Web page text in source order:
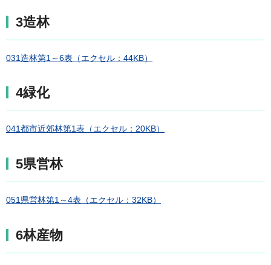
3造林
031造林第1～6表（エクセル：44KB）
4緑化
041都市近郊林第1表（エクセル：20KB）
5県営林
051県営林第1～4表（エクセル：32KB）
6林産物